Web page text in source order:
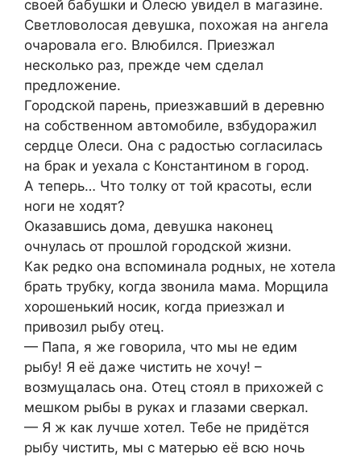
своей бабушки и Олесю увидел в магазине.
Светловолосая девушка, похожая на ангела
очаровала его. Влюбился. Приезжал
несколько раз, прежде чем сделал
предложение.
Городской парень, приезжавший в деревню
на собственном автомобиле, взбудоражил
сердце Олеси. Она с радостью согласилась
на брак и уехала с Константином в город.
А теперь… Что толку от той красоты, если
ноги не ходят?
Оказавшись дома, девушка наконец
очнулась от прошлой городской жизни.
Как редко она вспоминала родных, не хотела
брать трубку, когда звонила мама. Морщила
хорошенький носик, когда приезжал и
привозил рыбу отец.
— Папа, я же говорила, что мы не едим
рыбу! Я её даже чистить не хочу! –
возмущалась она. Отец стоял в прихожей с
мешком рыбы в руках и глазами сверкал.
— Я ж как лучше хотел. Тебе не придётся
рыбу чистить, мы с матерью её всю ночь